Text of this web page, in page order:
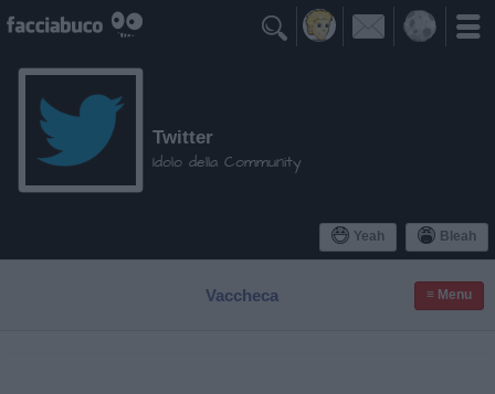

Yeah Bleah
Twitter
Idolo della Community
Vaccheca ≡ Menu